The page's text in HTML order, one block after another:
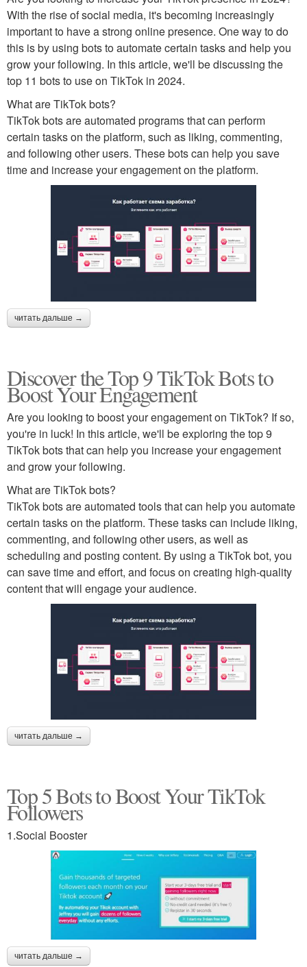
With the rise of social media, it's becoming increasingly
important to have a strong online presence. One way to do
this is by using bots to automate certain tasks and help you
grow your following. In this article, we'll be discussing the
top 11 bots to use on TikTok in 2024.
What are TikTok bots?
TikTok bots are automated programs that can perform
certain tasks on the platform, such as liking, commenting,
and following other users. These bots can help you save
time and increase your engagement on the platform.
читать дальше →
Discover the Top 9 TikTok Bots to
Boost Your Engagement
Are you looking to boost your engagement on TikTok? If so,
you're in luck! In this article, we'll be exploring the top 9
TikTok bots that can help you increase your engagement
and grow your following.
What are TikTok bots?
TikTok bots are automated tools that can help you automate
certain tasks on the platform. These tasks can include liking,
commenting, and following other users, as well as
scheduling and posting content. By using a TikTok bot, you
can save time and effort, and focus on creating high-quality
content that will engage your audience.
читать дальше →
Top 5 Bots to Boost Your TikTok
Followers
1.Social Booster
читать дальше →